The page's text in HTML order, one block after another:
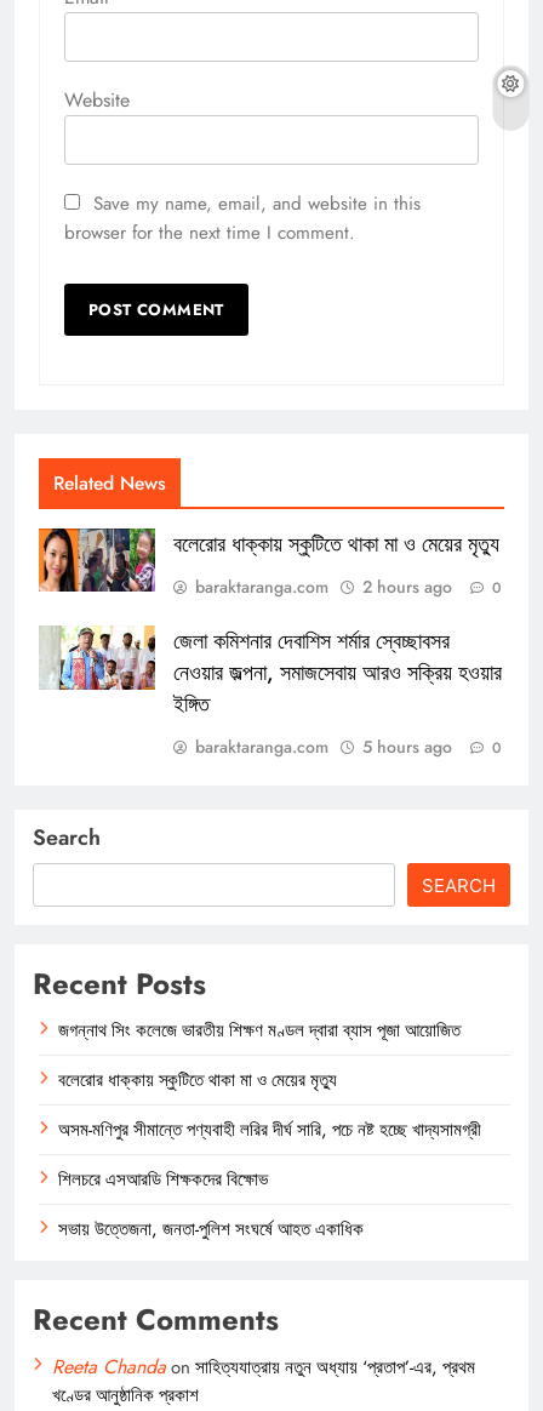
Website
Save my name, email, and website in this
browser for the next time I comment.
Related News
বলেরোর ধাক্কায় স্কুটিতে থাকা মা ও মেয়ের মৃত্যু
baraktaranga.com 2 hours ago 0
জেলা কমিশনার দেবাশিস শর্মার স্বেচ্ছাবসর
নেওয়ার জল্পনা, সমাজসেবায় আরও সক্রিয় হওয়ার
ইঙ্গিত
baraktaranga.com 5 hours ago 0
Search
SEARCH
Recent Posts
জগন্নাথ সিং কলেজে ভারতীয় শিক্ষণ মণ্ডল দ্বারা ব্যাস পূজা আয়োজিত
বলেরোর ধাক্কায় স্কুটিতে থাকা মা ও মেয়ের মৃত্যু
অসম-মণিপুর সীমান্তে পণ্যবাহী লরির দীর্ঘ সারি, পচে নষ্ট হচ্ছে খাদ্যসামগ্রী
শিলচরে এসআরডি শিক্ষকদের বিক্ষোভ
সভায় উত্তেজনা, জনতা-পুলিশ সংঘর্ষে আহত একাধিক
Recent Comments
Reeta Chandaon সাহিত্যযাত্রায় নতুন অধ্যায় ‘প্রতাপ’-এর, প্রথম
খণ্ডের আনুষ্ঠানিক প্রকাশ